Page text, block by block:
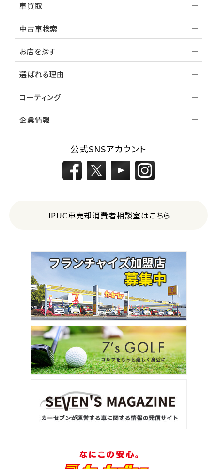
車買取
中古車検索
お店を探す
選ばれる理由
コーティング
企業情報
公式SNSアカウント
JPUC車売却消費者相談室はこちら